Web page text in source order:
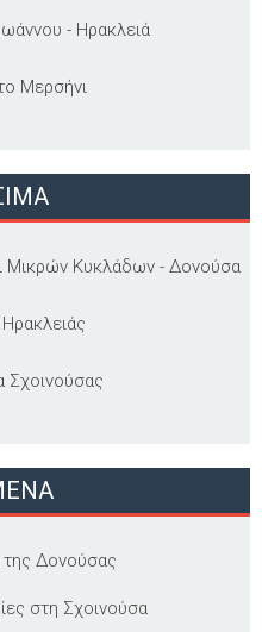
- Ηρακλειά
Μερσήνι
Μικρών Κυκλάδων - Δονούσα
Ηρακλειάς
Σχοινούσας
της Δονούσας
στη Σχοινούσα